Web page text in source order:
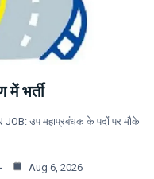
में भर्ती
IN JOB: उप महाप्रबंधक के पदों पर मौके
Aug 6, 2026